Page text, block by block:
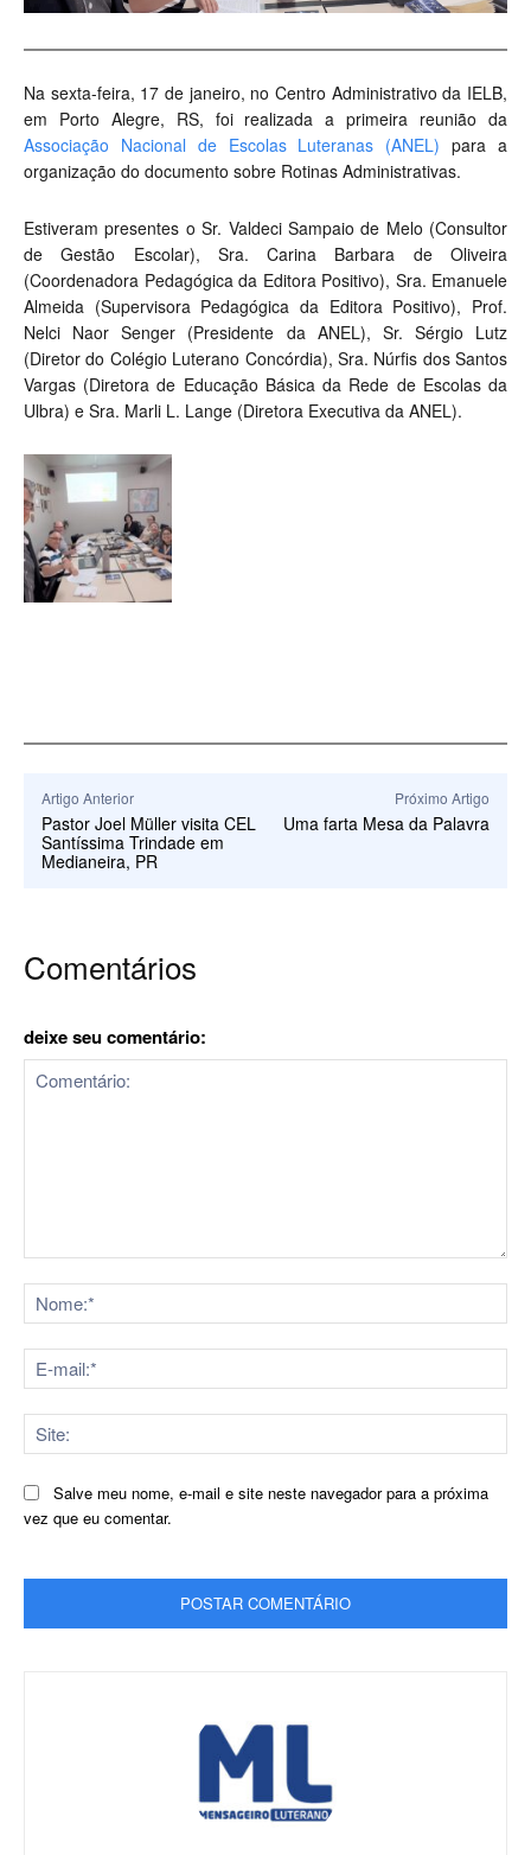
Na sexta-feira, 17 de janeiro, no Centro Administrativo da IELB,
em Porto Alegre, RS, foi realizada a primeira reunião da
Associação Nacional de Escolas Luteranas (ANEL) para a
organização do documento sobre Rotinas Administrativas.
Estiveram presentes o Sr. Valdeci Sampaio de Melo (Consultor
de Gestão Escolar), Sra. Carina Barbara de Oliveira
(Coordenadora Pedagógica da Editora Positivo), Sra. Emanuele
Almeida (Supervisora Pedagógica da Editora Positivo), Prof.
Nelci Naor Senger (Presidente da ANEL), Sr. Sérgio Lutz
(Diretor do Colégio Luterano Concórdia), Sra. Núrfis dos Santos
Vargas (Diretora de Educação Básica da Rede de Escolas da
Ulbra) e Sra. Marli L. Lange (Diretora Executiva da ANEL).
Artigo Anterior
Pastor Joel Müller visita CEL
Santíssima Trindade em
Medianeira, PR
Próximo Artigo
Uma farta Mesa da Palavra
Comentários
deixe seu comentário:
Salve meu nome, e-mail e site neste navegador para a próxima
vez que eu comentar.